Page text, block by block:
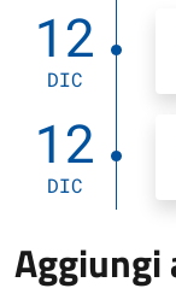
12
DIC
12
DIC
Aggiungi